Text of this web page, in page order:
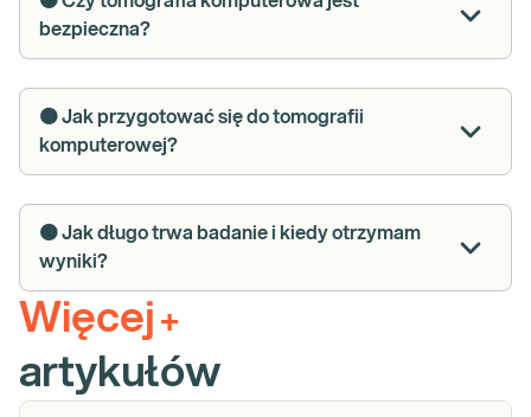
bezpieczna?
🟠 Jak przygotować się do tomografii
komputerowej?
🟠 Jak długo trwa badanie i kiedy otrzymam
wyniki?
Więcej +
artykułów